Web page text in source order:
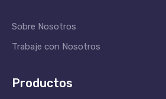
Sobre Nosotros
Trabaje con Nosotros
Productos